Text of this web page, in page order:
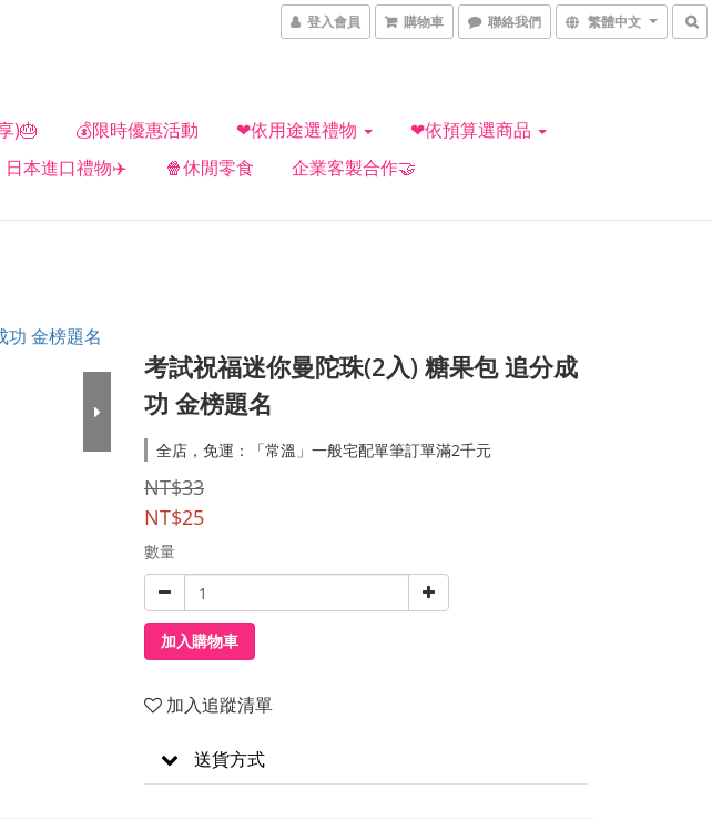
登入會員 購物車 聯絡我們 繁體中文
)🎂 💰限時優惠活動 ❤依用途選禮物
❤依預算選商品
日本進口禮物✈️ 🍿休閒零食 企業客製合作🤝
考試祝福迷你曼陀珠(2入) 糖果包 追分成
功 金榜題名
全店，免運：「常溫」一般宅配單筆訂單滿2千元
NT$33
NT$25
數量
加入購物車
加入追蹤清單
送貨方式